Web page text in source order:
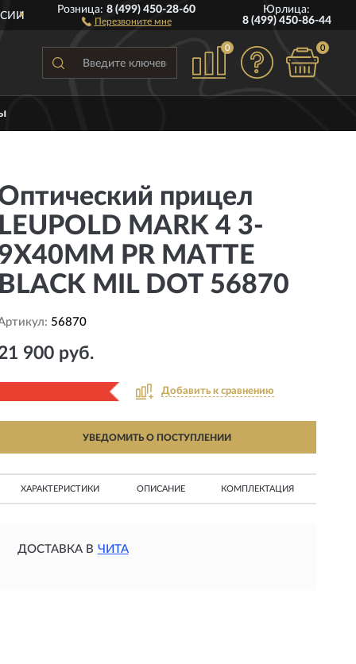
ПОЛНЫЙ АССОРТИМЕНТ
Розница:8 (499) 450-28-60
Перезвоните мне
Юрлица:
8 (499) 450-86-44
0 0
прицел
MARK 4 3-
PR MATTE
MIL DOT 56870
56870
900 руб.
Добавить к сравнению
УВЕДОМИТЬ О ПОСТУПЛЕНИИ
ХАРАКТЕРИСТИКИ ОПИСАНИЕ КОМПЛЕКТАЦИЯ
ДОСТАВКА В ЧИТА